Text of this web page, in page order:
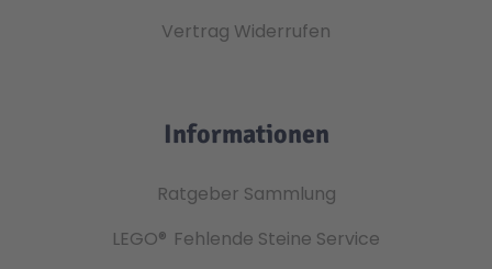
Vertrag Widerrufen
Informationen
Ratgeber Sammlung
LEGO® Fehlende Steine Service